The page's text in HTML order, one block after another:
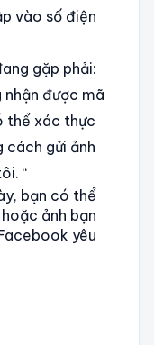
vào số điện
gặp phải:
nhận được mã
thể xác thực
cách gửi ảnh
“
bạn có thể
ảnh bạn
yêu